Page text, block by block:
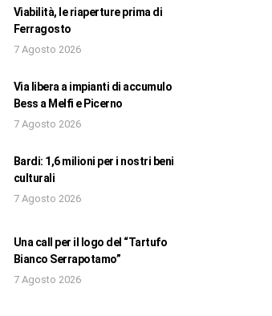
Viabilità, le riaperture prima di
Ferragosto
7 Agosto 2026
Via libera a impianti di accumulo
Bess a Melfi e Picerno
7 Agosto 2026
Bardi: 1,6 milioni per i nostri beni
culturali
7 Agosto 2026
Una call per il logo del “Tartufo
Bianco Serrapotamo”
7 Agosto 2026